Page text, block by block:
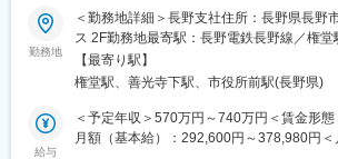
計全てを担当します。ゼロからの開発案件
品が完成したときには大きなやりがいを感
場や営業部門など他部署との連携も密接で
ながら開発に取り組める環境です。
【配属部署】
開発事業部・設計課への配属となります。
■業務内容：
産業機器／車載制御装置のソフトウェア開
ルゴリズム検討、設計、実装、検証など工
■業務詳細：
・ソフトウェアの要件分析～システムテス
実施）
勤務地
＜勤務地詳細＞長野支社住所：長野県長野
ス 2F勤務地最寄駅：長野電鉄長野線／権堂
内全面禁煙変更の範囲：会社の定める事業所
【最寄り駅】
権堂駅、善光寺下駅、市役所前駅(長野県)
給与
＜予定年収＞570万円～740万円＜賃金形
月額（基本給）：292,600円～378,980円